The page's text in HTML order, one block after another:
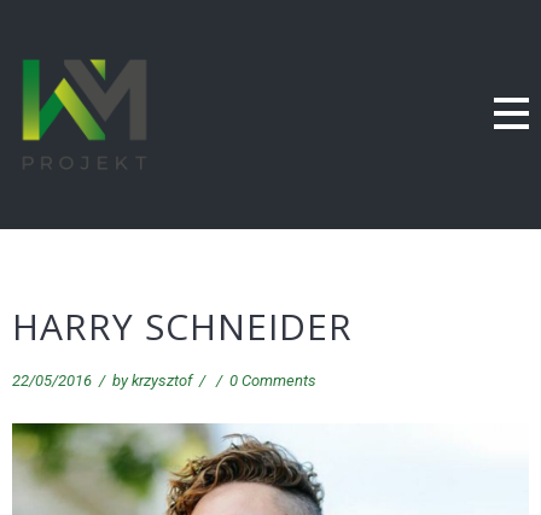
HARRY SCHNEIDER
22/05/2016 / bykrzysztof / / 0 Comments